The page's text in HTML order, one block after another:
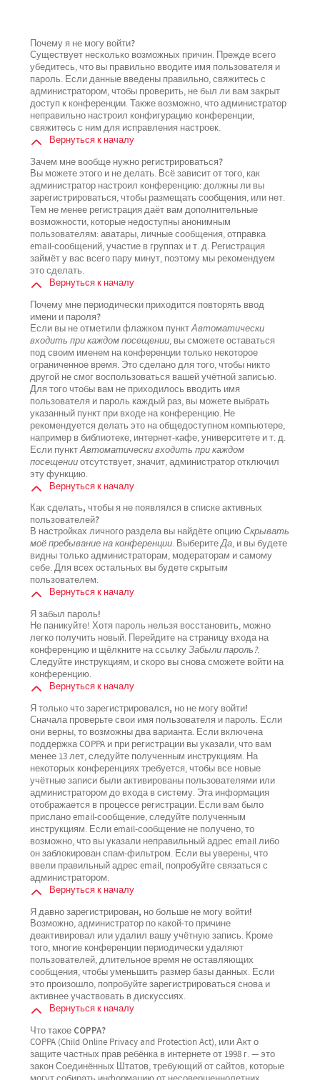
Почему я не могу войти?
Существует несколько возможных причин. Прежде всего
убедитесь, что вы правильно вводите имя пользователя и
пароль. Если данные введены правильно, свяжитесь с
администратором, чтобы проверить, не был ли вам закрыт
доступ к конференции. Также возможно, что администратор
неправильно настроил конфигурацию конференции,
свяжитесь с ним для исправления настроек.
Вернуться к началу
Зачем мне вообще нужно регистрироваться?
Вы можете этого и не делать. Всё зависит от того, как
администратор настроил конференцию: должны ли вы
зарегистрироваться, чтобы размещать сообщения, или нет.
Тем не менее регистрация даёт вам дополнительные
возможности, которые недоступны анонимным
пользователям: аватары, личные сообщения, отправка
email-сообщений, участие в группах и т. д. Регистрация
займёт у вас всего пару минут, поэтому мы рекомендуем
это сделать.
Вернуться к началу
Почему мне периодически приходится повторять ввод
имени и пароля?
Если вы не отметили флажком пунктАвтоматически
входить при каждом посещении, вы сможете оставаться
под своим именем на конференции только некоторое
ограниченное время. Это сделано для того, чтобы никто
другой не смог воспользоваться вашей учётной записью.
Для того чтобы вам не приходилось вводить имя
пользователя и пароль каждый раз, вы можете выбрать
указанный пункт при входе на конференцию. Не
рекомендуется делать это на общедоступном компьютере,
например в библиотеке, интернет-кафе, университете и т. д.
Если пунктАвтоматически входить при каждом
посещенииотсутствует, значит, администратор отключил
эту функцию.
Вернуться к началу
Как сделать, чтобы я не появлялся в списке активных
пользователей?
В настройках личного раздела вы найдёте опциюСкрывать
моё пребывание на конференции. ВыберитеДа, и вы будете
видны только администраторам, модераторам и самому
себе. Для всех остальных вы будете скрытым
пользователем.
Вернуться к началу
Я забыл пароль!
Не паникуйте! Хотя пароль нельзя восстановить, можно
легко получить новый. Перейдите на страницу входа на
конференцию и щёлкните на ссылкуЗабыли пароль?.
Следуйте инструкциям, и скоро вы снова сможете войти на
конференцию.
Вернуться к началу
Я только что зарегистрировался, но не могу войти!
Сначала проверьте свои имя пользователя и пароль. Если
они верны, то возможны два варианта. Если включена
поддержка COPPA и при регистрации вы указали, что вам
менее 13 лет, следуйте полученным инструкциям. На
некоторых конференциях требуется, чтобы все новые
учётные записи были активированы пользователями или
администратором до входа в систему. Эта информация
отображается в процессе регистрации. Если вам было
прислано email-сообщение, следуйте полученным
инструкциям. Если email-сообщение не получено, то
возможно, что вы указали неправильный адрес email либо
он заблокирован спам-фильтром. Если вы уверены, что
ввели правильный адрес email, попробуйте связаться с
администратором.
Вернуться к началу
Я давно зарегистрирован, но больше не могу войти!
Возможно, администратор по какой-то причине
деактивировал или удалил вашу учётную запись. Кроме
того, многие конференции периодически удаляют
пользователей, длительное время не оставляющих
сообщения, чтобы уменьшить размер базы данных. Если
это произошло, попробуйте зарегистрироваться снова и
активнее участвовать в дискуссиях.
Вернуться к началу
Что такое COPPA?
COPPA (Child Online Privacy and Protection Act), или Акт о
защите частных прав ребёнка в интернете от 1998 г. — это
закон Соединённых Штатов, требующий от сайтов, которые